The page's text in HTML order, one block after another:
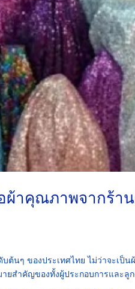
ผ้าคุณภาพจากร้า
ต้นๆ ของประเทศไทย ไม่ว่าจะเ
ยสำคัญของทั้งผู้ประกอบการและลู